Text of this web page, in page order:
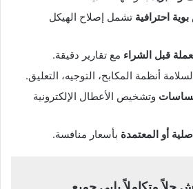
احترافية تشمل إصلاح الهيكل
قبل الشراء مع تقارير دقيقة.
لسلامة أنظمة المكابح، التوجيه، التعليق.
وتشخيص الأعطال الإلكترونية
أو المعتمدة بأسعار منافسة.